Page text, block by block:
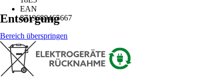
EAN
8719689465667
Entsorgung
Bereich überspringen